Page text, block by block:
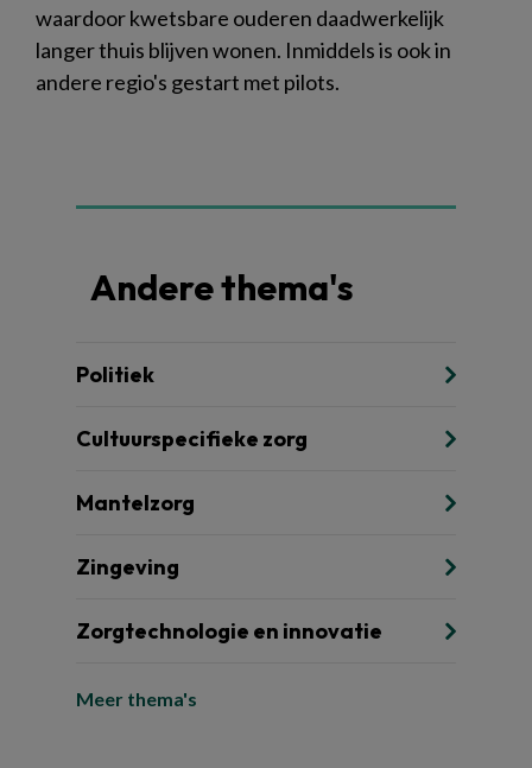
waardoor kwetsbare ouderen daadwerkelijk
langer thuis blijven wonen. Inmiddels is ook in
andere regio's gestart met pilots.
Andere thema's
Politiek
Cultuurspecifieke zorg
Mantelzorg
Zingeving
Zorgtechnologie en innovatie
Meer thema's